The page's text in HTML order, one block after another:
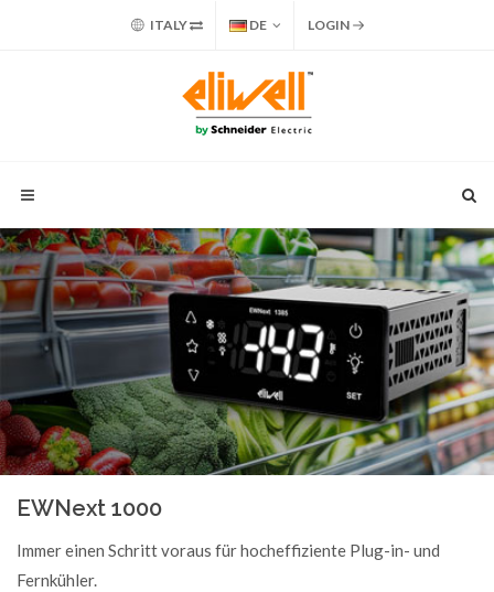
ITALY DE LOGIN
EWNext 1000
Immer einen Schritt voraus für hocheffiziente Plug-in- und
Fernkühler.